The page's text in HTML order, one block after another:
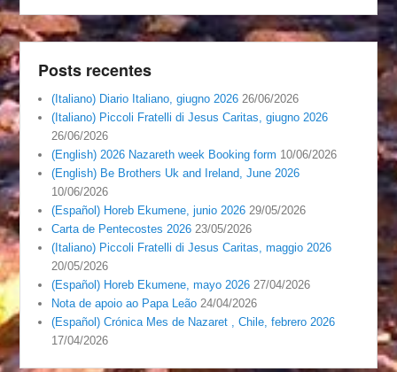
Posts recentes
(Italiano) Diario Italiano, giugno 2026 26/06/2026
(Italiano) Piccoli Fratelli di Jesus Caritas, giugno 2026
26/06/2026
(English) 2026 Nazareth week Booking form 10/06/2026
(English) Be Brothers Uk and Ireland, June 2026
10/06/2026
(Español) Horeb Ekumene, junio 2026 29/05/2026
Carta de Pentecostes 2026 23/05/2026
(Italiano) Piccoli Fratelli di Jesus Caritas, maggio 2026
20/05/2026
(Español) Horeb Ekumene, mayo 2026 27/04/2026
Nota de apoio ao Papa Leão 24/04/2026
(Español) Crónica Mes de Nazaret , Chile, febrero 2026
17/04/2026